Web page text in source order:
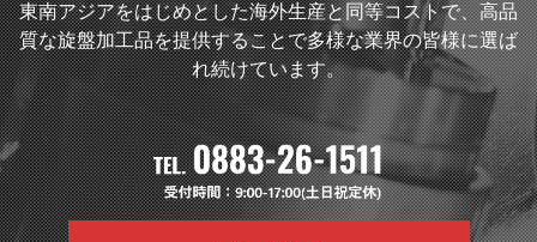
東南アジアをはじめとした海外生産と同等コストで、高品
質な旋盤加工品を提供することで多様な業界の皆様に選ば
れ続けています。